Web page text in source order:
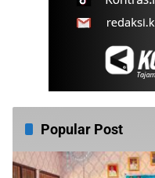
Popular Post